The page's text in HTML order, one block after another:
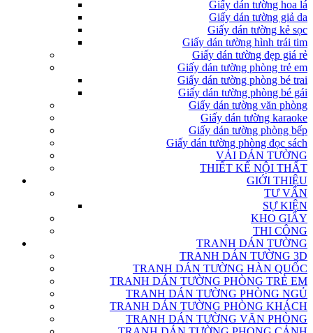
Giấy dán tường hoa lá
Giấy dán tường giả da
Giấy dán tường kẻ sọc
Giấy dán tường hình trái tim
Giấy dán tường đẹp giá rẻ
Giấy dán tường phòng trẻ em
Giấy dán tường phòng bé trai
Giấy dán tường phòng bé gái
Giấy dán tường văn phòng
Giấy dán tường karaoke
Giấy dán tường phòng bếp
Giấy dán tường phòng đọc sách
VẢI DÁN TƯỜNG
THIẾT KẾ NỘI THẤT
GIỚI THIỆU
TƯ VẤN
SỰ KIỆN
KHO GIẤY
THI CÔNG
TRANH DÁN TƯỜNG
TRANH DÁN TƯỜNG 3D
TRANH DÁN TƯỜNG HÀN QUỐC
TRANH DÁN TƯỜNG PHÒNG TRẺ EM
TRANH DÁN TƯỜNG PHÒNG NGỦ
TRANH DÁN TƯỜNG PHÒNG KHÁCH
TRANH DÁN TƯỜNG VĂN PHÒNG